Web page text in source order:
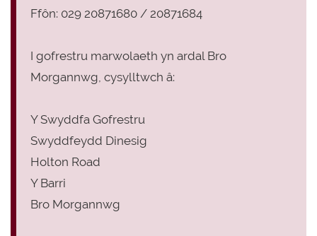
Ffôn: 029 20871680 / 20871684
I gofrestru marwolaeth yn ardal Bro
Morgannwg, cysylltwch â:
Y Swyddfa Gofrestru
Swyddfeydd Dinesig
Holton Road
Y Barri
Bro Morgannwg